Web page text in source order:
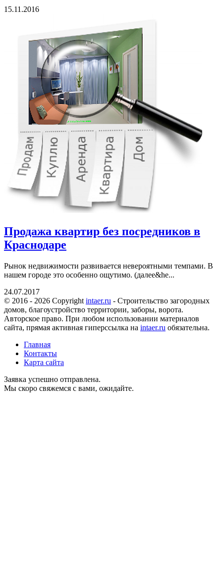
15.11.2016
Продажа квартир без посредников в
Краснодаре
Рынок недвижимости развивается невероятными темпами. В
нашем городе это особенно ощутимо. (далее&he...
24.07.2017
© 2016 - 2026 Copyright intaer.ru - Cтроительство загородных
домов, благоустройство территории, заборы, ворота.
Авторское право. При любом использовании материалов
сайта, прямая активная гиперссылка на intaer.ru обязательна.
Главная
Контакты
Карта сайта
Заявка успешно отправлена.
Мы скоро свяжемся с вами, ожидайте.